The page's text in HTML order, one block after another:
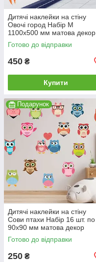
Дитячі наклейки на стіну
Овочі город Набір M
1100х500 мм матова декор
дитячої Happy Pocket
Готово до відправки
450 ₴
Купити
Подарунок
Дитячі наклейки на стіну
Сови птахи Набір 16 шт. по
90х90 мм матова декор
дитячої Happy Pocket
Готово до відправки
250 ₴